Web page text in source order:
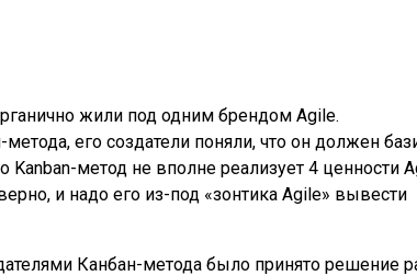
жили под одним брендом Agile.
его создатели поняли, что он должен
Kanban-метод не вполне реализует 4 ценности
и надо его из-под «зонтика Agile» вывести
Канбан-метода было принято решение